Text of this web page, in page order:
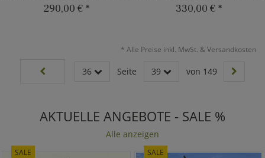
290,00 € * 330,00 € *
* Alle Preise inkl. MwSt. & Versandkosten
36 Seite 39 von 149
AKTUELLE ANGEBOTE - SALE %
Alle anzeigen
SALE SALE